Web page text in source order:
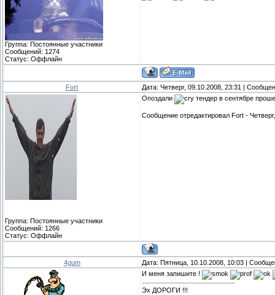
Группа: Постоянные участники
Сообщений: 1274
Статус: Оффлайн
Fort Дата: Четверг, 09.10.2008, 23:31 |
Группа: Постоянные участники
Сообщений: 1266
Статус: Оффлайн
Опоздали тендер в сентябре
Сообщение отредактировал Fort -
4gum Дата: Пятница, 10.10.2008, 10:03 |
И меня запишите !
Эх ДОРОГИ !!!